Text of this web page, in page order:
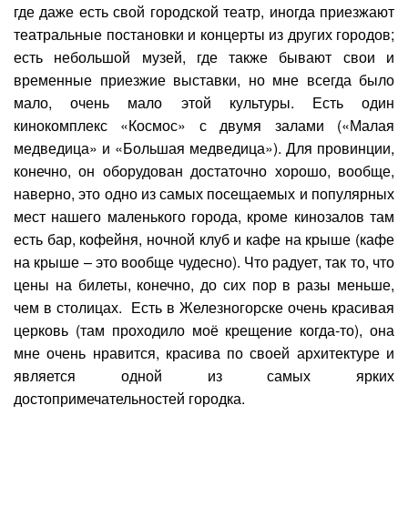
где даже есть свой городской театр, иногда приезжают
театральные постановки и концерты из других городов;
есть небольшой музей, где также бывают свои и
временные приезжие выставки, но мне всегда было
мало, очень мало этой культуры. Есть один
кинокомплекс «Космос» с двумя залами («Малая
медведица» и «Большая медведица»). Для провинции,
конечно, он оборудован достаточно хорошо, вообще,
наверно, это одно из самых посещаемых и популярных
мест нашего маленького города, кроме кинозалов там
есть бар, кофейня, ночной клуб и кафе на крыше (кафе
на крыше – это вообще чудесно). Что радует, так то, что
цены на билеты, конечно, до сих пор в разы меньше,
чем в столицах. Есть в Железногорске очень красивая
церковь (там проходило моё крещение когда-то), она
мне очень нравится, красива по своей архитектуре и
является одной из самых ярких
достопримечательностей городка.